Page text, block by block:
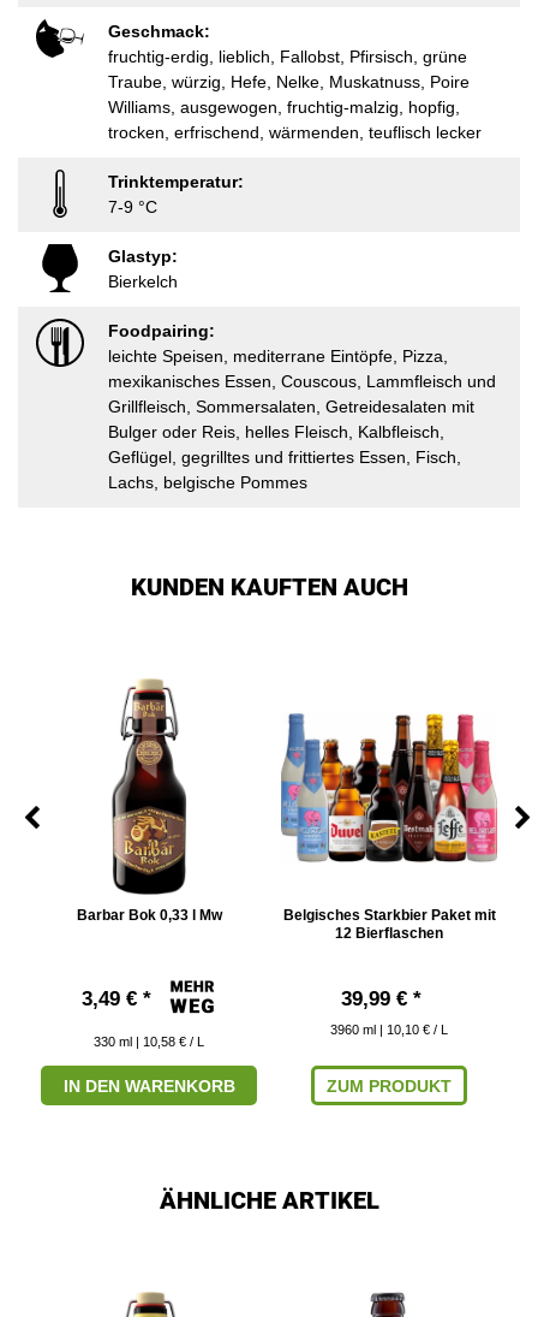
Geschmack:
fruchtig-erdig, lieblich, Fallobst, Pfirsisch, grüne
Traube, würzig, Hefe, Nelke, Muskatnuss, Poire
Williams, ausgewogen, fruchtig-malzig, hopfig,
trocken, erfrischend, wärmenden, teuflisch lecker
Trinktemperatur:
7-9 °C
Glastyp:
Bierkelch
Foodpairing:
leichte Speisen, mediterrane Eintöpfe, Pizza,
mexikanisches Essen, Couscous, Lammfleisch und
Grillfleisch, Sommersalaten, Getreidesalaten mit
Bulger oder Reis, helles Fleisch, Kalbfleisch,
Geflügel, gegrilltes und frittiertes Essen, Fisch,
Lachs, belgische Pommes
KUNDEN KAUFTEN AUCH
Barbar Bok 0,33 l Mw
3,49 € *
330 ml | 10,58 € / L
IN DEN WARENKORB
Belgisches Starkbier Paket mit
12 Bierflaschen
39,99 € *
3960 ml | 10,10 € / L
ZUM PRODUKT
ÄHNLICHE ARTIKEL